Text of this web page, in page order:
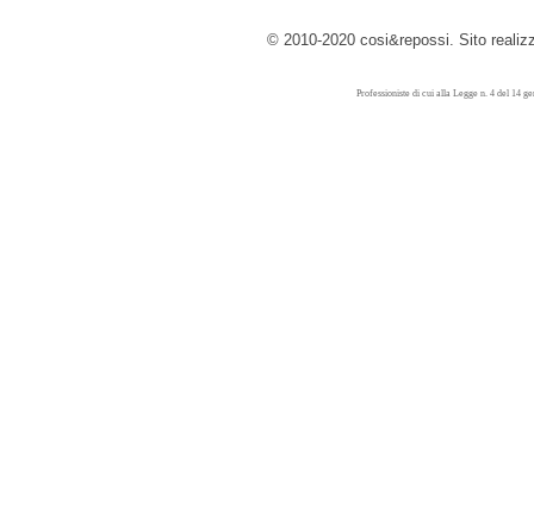
© 2010-2020 cosi&repossi. Sito
Professioniste di cui alla Legge n. 4 del 14